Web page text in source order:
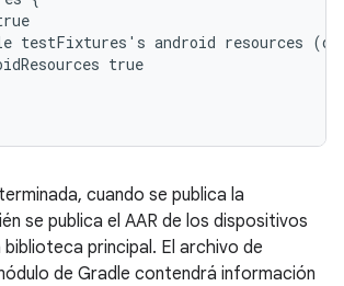
testFixtures's android resources
true
cuando se publica la
se publica el AAR de los dispositivos
principal. El archivo de
de Gradle contendrá información